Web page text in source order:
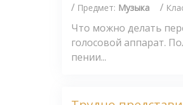
/ Предмет: Музыка /
Что можно делать
голосовой аппарат.
пении...